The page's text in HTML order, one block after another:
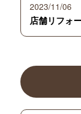
2023/11/06
店舗リフォ